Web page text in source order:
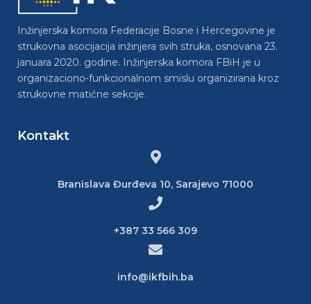
Inžinjerska komora Federacije Bosne i Hercegovine je
strukovna asocijacija inžinjera svih struka, osnovana 23.
januara 2020. godine. Inžinjerska komora FBiH je u
organizaciono-funkcionalnom smislu organizirana kroz
strukovne matične sekcije.
Kontakt
Branislava Đurđeva 10, Sarajevo 71000
+387 33 566 309
info@ikfbih.ba